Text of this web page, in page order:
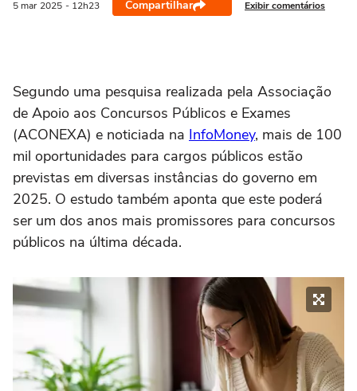
5 mar 2025 - 12h23 Compartilhar Exibir comentários
Segundo uma pesquisa realizada pela Associação
de Apoio aos Concursos Públicos e Exames
(ACONEXA) e noticiada na InfoMoney, mais de 100
mil oportunidades para cargos públicos estão
previstas em diversas instâncias do governo em
2025. O estudo também aponta que este poderá
ser um dos anos mais promissores para concursos
públicos na última década.